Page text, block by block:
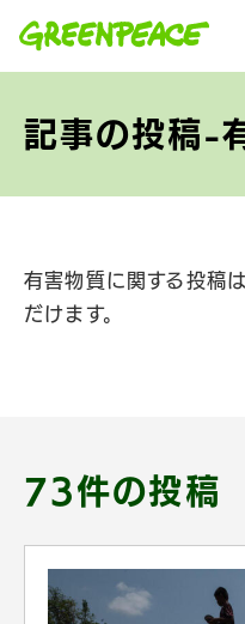
記事の投稿-
有害物質に関する投稿
だけます。
73件の投稿